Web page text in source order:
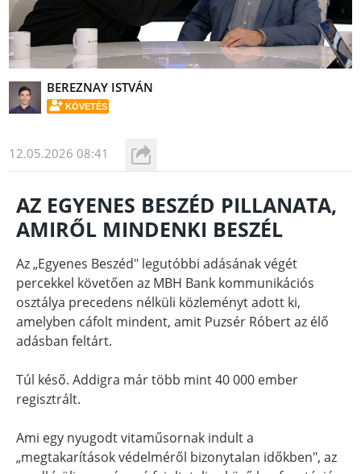
BEREZNAY ISTVÁN
KÖVETÉS
12.05.2026 08:41
AZ EGYENES BESZÉD PILLANATA,
AMIRŐL MINDENKI BESZÉL
Az „Egyenes Beszéd" legutóbbi adásának végét
percekkel követően az MBH Bank kommunikációs
osztálya precedens nélküli közleményt adott ki,
amelyben cáfolt mindent, amit Puzsér Róbert az élő
adásban feltárt.
Túl késő. Addigra már több mint 40 000 ember
regisztrált.
Ami egy nyugodt vitaműsornak indult a
„megtakarítások védelméről bizonytalan időkben", az